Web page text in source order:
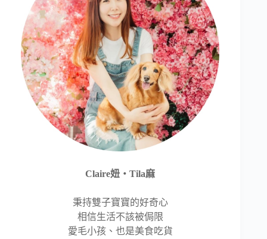
Claire妞‧Tila麻
秉持雙子寶寶的好奇心
相信生活不該被侷限
愛毛小孩、也是美食吃貨